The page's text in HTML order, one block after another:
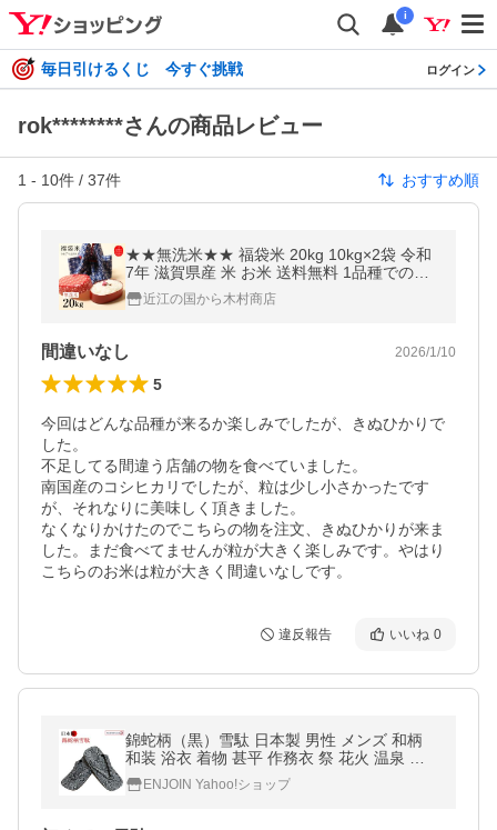
i
毎日引けるくじ 今すぐ挑戦 ログイン
rok********さんの商品レビュー
1 - 10件 / 37件 おすすめ順
★★無洗米★★ 福袋米 20kg 10kg×2袋 令和
7年 滋賀県産 米 お米 送料無料 1品種でのお
届けとなります 令和7年産のみ使用 100
近江の国から木村商店
間違いなし 2026/1/10
5
今回はどんな品種が来るか楽しみでしたが、きぬひかりで
した。
不足してる間違う店舗の物を食べていました。
南国産のコシヒカリでしたが、粒は少し小さかったです
が、それなりに美味しく頂きました。
なくなりかけたのでこちらの物を注文、きぬひかりが来ま
した。まだ食べてませんが粒が大きく楽しみです。やはり
こちらのお米は粒が大きく間違いなしです。
違反報告 いいね 0
錦蛇柄（黒）雪駄 日本製 男性 メンズ 和柄
和装 浴衣 着物 甚平 作務衣 祭 花火 温泉 コ
スプレ おしゃれ カジュアル【メール便指定
時送料無料】
ENJOIN Yahoo!ショップ